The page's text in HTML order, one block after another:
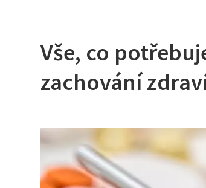
Vše, co
zachování